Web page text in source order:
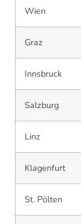
Wien
Graz
Innsbruck
Salzburg
Linz
Klagenfurt
St. Pölten